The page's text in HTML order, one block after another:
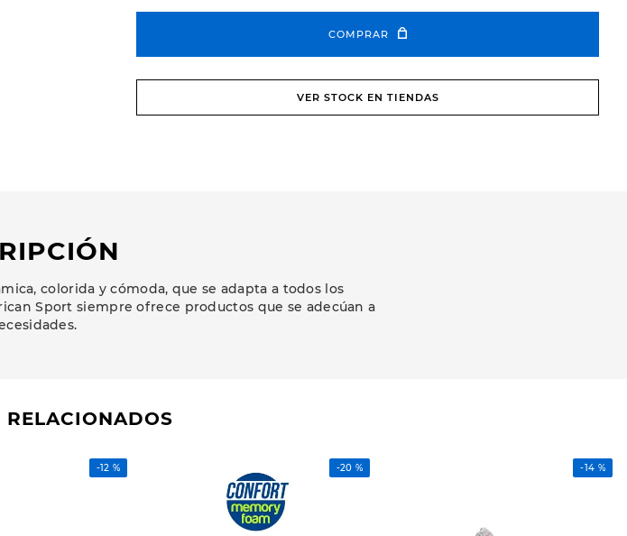
COMPRAR
VER STOCK EN TIENDAS
colorida y cómoda, que se adapta a todos los
Sport siempre ofrece productos que se adecúan a
RELACIONADOS
-12 % -20 % -14 %